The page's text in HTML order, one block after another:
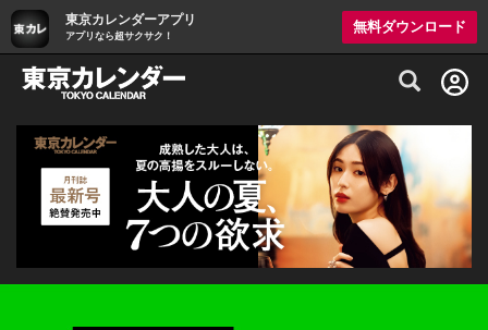
東京カレンダーアプリ
アプリなら超サクサク！
無料ダウンロード
グルメ情報・プレミアムレストラン予約